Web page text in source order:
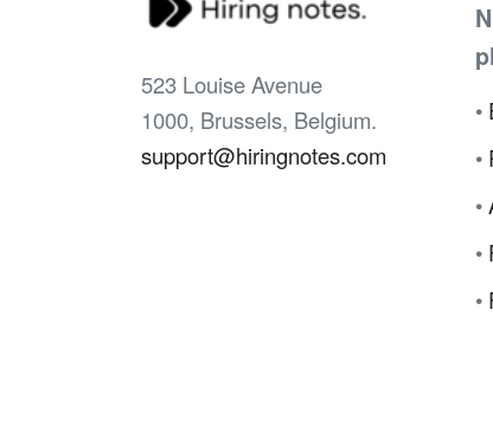
523 Louise Avenue
1000, Brussels, Belgium.
support@hiringnotes.com
•
•
•
•
•